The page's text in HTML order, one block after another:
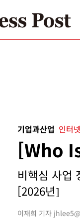
기업과산업 인터
[Who
비핵심 사업
[2026년]
이재희 기자